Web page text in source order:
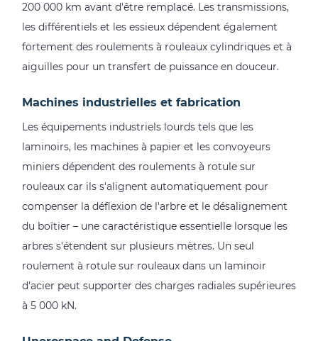
Quelle
quantité
de
graisse
correcte
4.3
Roulements
scellés
ou
ouverts
4.4
Signes
de
défaillance
de
5
200 000 km avant d'être remplacé. Les transmissions,
les différentiels et les essieux dépendent également
fortement des roulements à rouleaux cylindriques et à
aiguilles pour un transfert de puissance en douceur.
Machines industrielles et fabrication
Les équipements industriels lourds tels que les
laminoirs, les machines à papier et les convoyeurs
miniers dépendent des roulements à rotule sur
rouleaux car ils s'alignent automatiquement pour
compenser la déflexion de l'arbre et le désalignement
du boîtier – une caractéristique essentielle lorsque les
arbres s'étendent sur plusieurs mètres. Un seul
roulement à rotule sur rouleaux dans un laminoir
d'acier peut supporter des charges radiales supérieures
à 5 000 kN.